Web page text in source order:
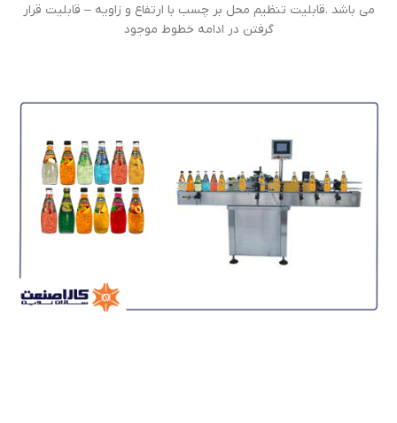
می باشد .قابليت تنظيم محل بر چسب با ارتفاع و زاويه – قابليت قرار
گرفتن در ادامه خطوط موجود